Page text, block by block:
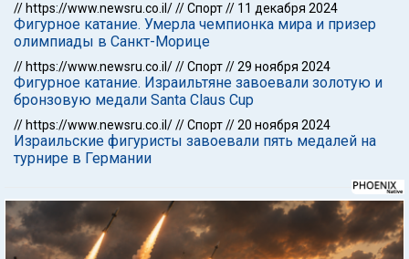
// https://www.newsru.co.il///Спорт// 11 декабря 2024
Фигурное катание. Умерла чемпионка мира и призер
олимпиады в Санкт-Морице
// https://www.newsru.co.il///Спорт//29 ноября 2024
Фигурное катание. Израильтяне завоевали золотую и
бронзовую медали Santa Claus Cup
// https://www.newsru.co.il///Спорт//20 ноября 2024
Израильские фигуристы завоевали пять медалей на
турнире в Германии